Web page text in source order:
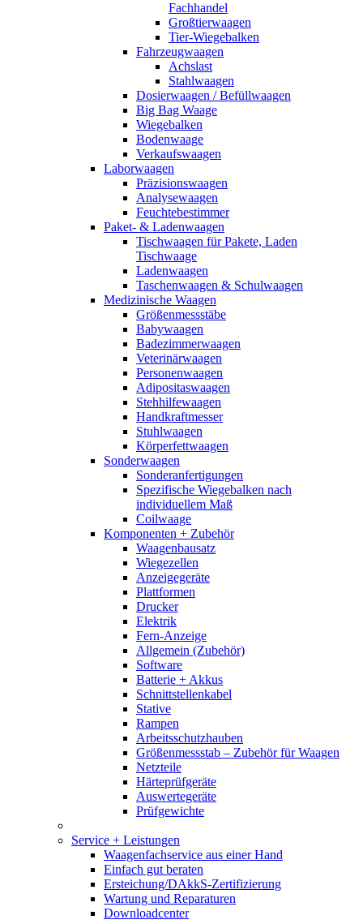
Fachhandel
Großtierwaagen
Tier-Wiegebalken
Fahrzeugwaagen
Achslast
Stahlwaagen
Dosierwaagen / Befüllwaagen
Big Bag Waage
Wiegebalken
Bodenwaage
Verkaufswaagen
Laborwaagen
Präzisionswaagen
Analysewaagen
Feuchtebestimmer
Paket- & Ladenwaagen
Tischwaagen für Pakete, Laden
Tischwaage
Ladenwaagen
Taschenwaagen & Schulwaagen
Medizinische Waagen
Größenmessstäbe
Babywaagen
Badezimmerwaagen
Veterinärwaagen
Personenwaagen
Adipositaswaagen
Stehhilfewaagen
Handkraftmesser
Stuhlwaagen
Körperfettwaagen
Sonderwaagen
Sonderanfertigungen
Spezifische Wiegebalken nach
individuellem Maß
Coilwaage
Komponenten + Zubehör
Waagenbausatz
Wiegezellen
Anzeigegeräte
Plattformen
Drucker
Elektrik
Fern-Anzeige
Allgemein (Zubehör)
Software
Batterie + Akkus
Schnittstellenkabel
Stative
Rampen
Arbeitsschutzhauben
Größenmessstab – Zubehör für Waagen
Netzteile
Härteprüfgeräte
Auswertegeräte
Prüfgewichte
Service + Leistungen
Waagenfachservice aus einer Hand
Einfach gut beraten
Ersteichung/DAkkS-Zertifizierung
Wartung und Reparaturen
Downloadcenter